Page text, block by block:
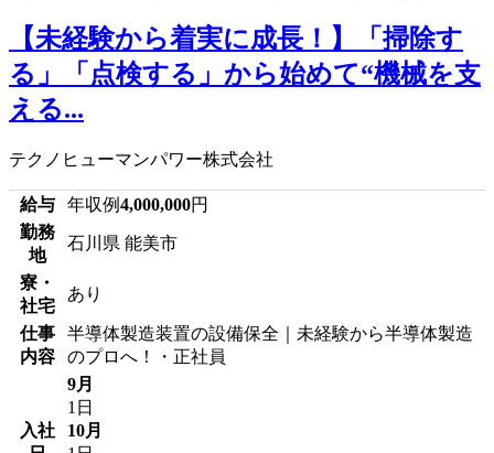
【未経験から着実に成長！】「掃除す
る」「点検する」から始めて“機械を支
える...
テクノヒューマンパワー株式会社
給与 年収例4,000,000円
勤務
地
石川県 能美市
寮・
社宅
あり
仕事
内容
半導体製造装置の設備保全｜未経験から半導体製造
のプロへ！・正社員
入社
9月
1日
10月